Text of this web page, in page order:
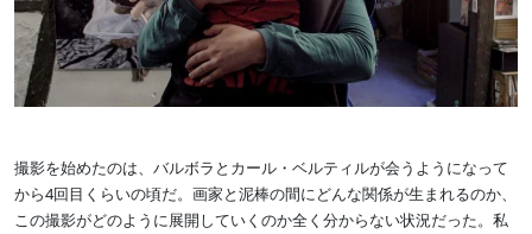
撮影を始めたのは、バルボラとカール・ベルティルが会うようになって
から4回目くらいの頃だ。画家と泥棒の間にどんな関係が生まれるのか、
この撮影がどのように展開していくのか全く分からない状況だった。私